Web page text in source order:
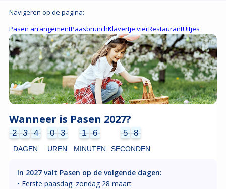
Wanneer is Pasen 2027?
2
2 3
3 4
4
DAGEN
0
0 3
3
UREN
1
1 6
7
6
MINUTEN
5
0
5 7
8
7
9
8
SECONDEN
In 2027 valt Pasen op de volgende dagen:
• Eerste paasdag: zondag 28 maart